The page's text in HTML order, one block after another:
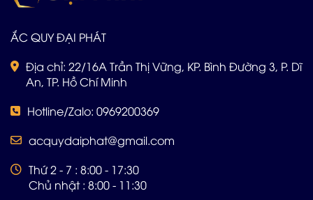
ẮC QUY ĐẠI PHÁT
Địa chỉ: 22/16A Trần Thị Vững, KP. Bình Đường 3, P. Dĩ
An, TP. Hồ Chí Minh
Hotline/Zalo: 0969200369
acquydaiphat@gmail.com
Thứ 2 - 7 : 8:00 - 17:30
Chủ nhật : 8:00 - 11:30